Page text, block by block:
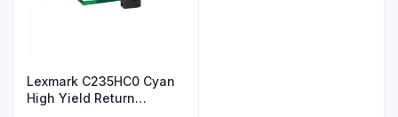
Lexmark C235HC0 Cyan
High Yield Return